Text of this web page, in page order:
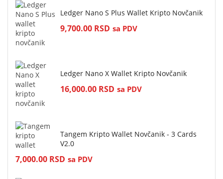
Ledger Nano S Plus Wallet Kripto Novčanik
9,700.00 RSD sa PDV
Ledger Nano X Wallet Kripto Novčanik
16,000.00 RSD sa PDV
Tangem Kripto Wallet Novčanik - 3 Cards
V2.0
7,000.00 RSD sa PDV